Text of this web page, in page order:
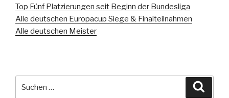
Top Fünf Platzierungen seit Beginn der Bundesliga
Alle deutschen Europacup Siege & Finalteilnahmen
Alle deutschen Meister